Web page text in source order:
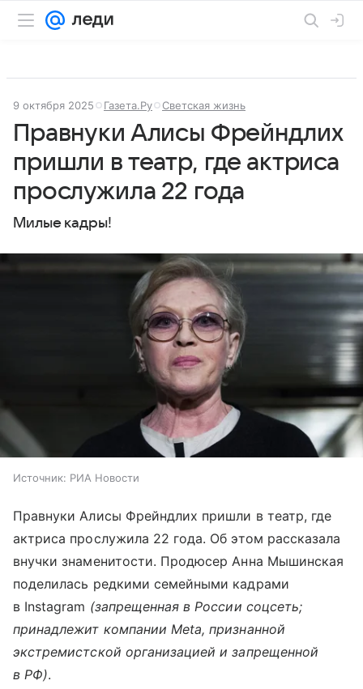
9 октября 2025 Газета.Ру Светская жизнь
Правнуки Алисы Фрейндлих
пришли в театр, где актриса
прослужила 22 года
Милые кадры!
Источник: РИА Новости
Правнуки Алисы Фрейндлих пришли в театр, где
актриса прослужила 22 года. Об этом рассказала
внучки знаменитости. Продюсер Анна Мышинская
поделилась редкими семейными кадрами
в Instagram (запрещенная в России соцсеть;
принадлежит компании Meta, признанной
экстремистской организацией и запрещенной
в РФ).